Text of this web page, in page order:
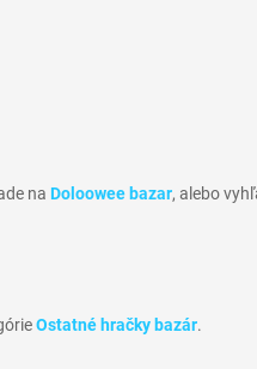
na Doloowee bazar, alebo
Ostatné hračky bazár.